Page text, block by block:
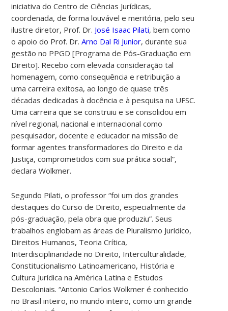
iniciativa do Centro de Ciências Jurídicas,
coordenada, de forma louvável e meritória, pelo seu
ilustre diretor, Prof. Dr. José Isaac Pilati, bem como
o apoio do Prof. Dr.Arno Dal Ri Junior, durante sua
gestão no PPGD [Programa de Pós-Graduação em
Direito]. Recebo com elevada consideração tal
homenagem, como consequência e retribuição a
uma carreira exitosa, ao longo de quase três
décadas dedicadas à docência e à pesquisa na UFSC.
Uma carreira que se construiu e se consolidou em
nível regional, nacional e internacional como
pesquisador, docente e educador na missão de
formar agentes transformadores do Direito e da
Justiça, comprometidos com sua prática social”,
declara Wolkmer.
Segundo Pilati, o professor “foi um dos grandes
destaques do Curso de Direito, especialmente da
pós-graduação, pela obra que produziu”. Seus
trabalhos englobam as áreas de Pluralismo Jurídico,
Direitos Humanos, Teoria Crítica,
Interdisciplinaridade no Direito, Interculturalidade,
Constitucionalismo Latinoamericano, História e
Cultura Jurídica na América Latina e Estudos
Descoloniais. “Antonio Carlos Wolkmer é conhecido
no Brasil inteiro, no mundo inteiro, como um grande